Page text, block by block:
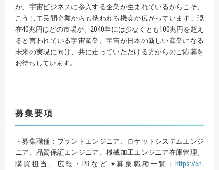
が、宇宙ビジネスに参入する企業が生まれているからこそ、
こうして民間企業からも携われる機会が広がっています。現
在40兆円ほどの市場が、2040年には少なくとも100兆円を超え
ると言われている宇宙産業。宇宙が日本の新しい産業になる
未来の実現に向け、共に走っていただける方からのご応募を
お待ちしています。
募集要項
・募集職種：プラントエンジニア、ロケットシステムエンジ
ニア、品質保証エンジニア、機械加工エンジニア在庫管理、
購買担当、広報・PRなど ※募集職種一覧：
https://en-